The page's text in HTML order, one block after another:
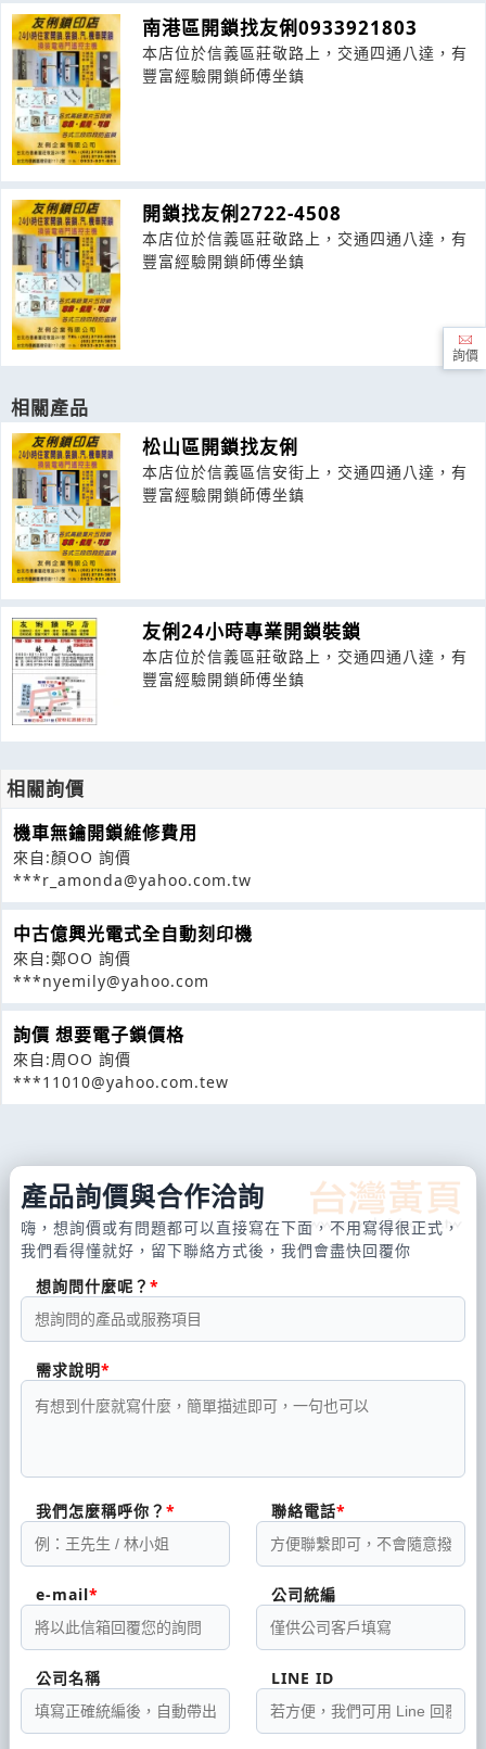
南港區開鎖找友俐0933921803
本店位於信義區莊敬路上，交通四通八達，有
豐富經驗開鎖師傅坐鎮
開鎖找友俐2722-4508
本店位於信義區莊敬路上，交通四通八達，有
豐富經驗開鎖師傅坐鎮
相關產品
松山區開鎖找友俐
本店位於信義區信安街上，交通四通八達，有
豐富經驗開鎖師傅坐鎮
友俐24小時專業開鎖裝鎖
本店位於信義區莊敬路上，交通四通八達，有
豐富經驗開鎖師傅坐鎮
相關詢價
機車無鑰開鎖維修費用
來自:顏OO 詢價
***r_amonda@yahoo.com.tw
中古億興光電式全自動刻印機
來自:鄭OO 詢價
***nyemily@yahoo.com
詢價 想要電子鎖價格
來自:周OO 詢價
***11010@yahoo.com.tew
產品詢價與合作洽詢
嗨，想詢價或有問題都可以直接寫在下面，不用寫得很正式，
我們看得懂就好，留下聯絡方式後，我們會盡快回覆你
想詢問什麼呢？
需求說明
我們怎麼稱呼你？ 聯絡電話
e-mail 公司統編
公司名稱 LINE ID
詢價